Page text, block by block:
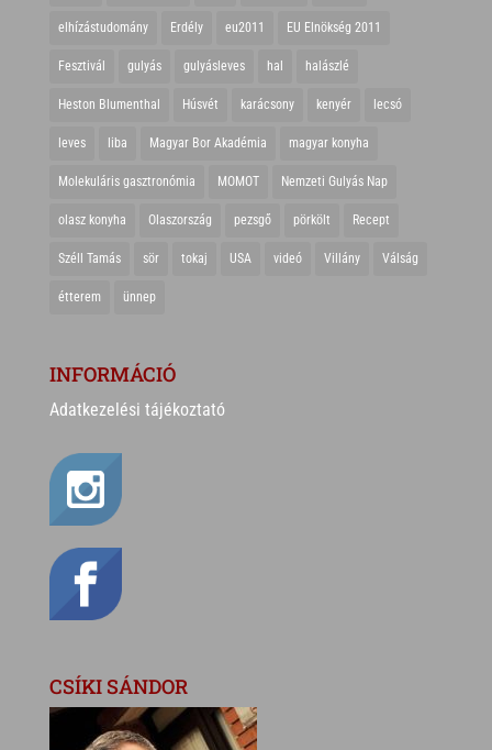
elhízástudomány Erdély eu2011 EU Elnökség 2011
Fesztivál gulyás gulyásleves hal halászlé
Heston Blumenthal Húsvét karácsony kenyér lecsó
leves liba Magyar Bor Akadémia magyar konyha
Molekuláris gasztronómia MOMOT Nemzeti Gulyás Nap
olasz konyha Olaszország pezsgő pörkölt Recept
Széll Tamás sör tokaj USA videó Villány Válság
étterem ünnep
INFORMÁCIÓ
Adatkezelési tájékoztató
CSÍKI SÁNDOR